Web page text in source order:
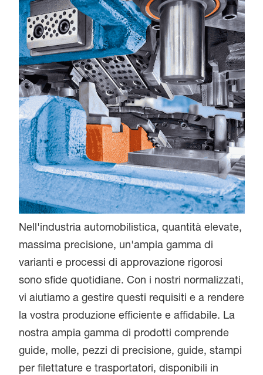
Nell'industria automobilistica, quantità elevate,
massima precisione, un'ampia gamma di
varianti e processi di approvazione rigorosi
sono sfide quotidiane. Con i nostri normalizzati,
vi aiutiamo a gestire questi requisiti e a rendere
la vostra produzione efficiente e affidabile. La
nostra ampia gamma di prodotti comprende
guide, molle, pezzi di precisione, guide, stampi
per filettature e trasportatori, disponibili in